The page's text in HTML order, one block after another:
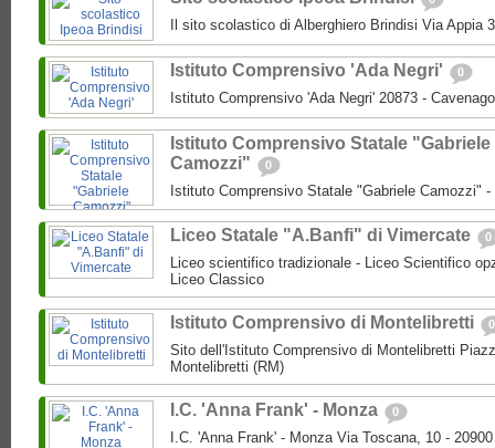
Il sito scolastico di Alberghiero Brindisi Via Appia
Istituto Comprensivo 'Ada Negri' 0
Istituto Comprensivo 'Ada Negri' 20873 -
Istituto Comprensivo Statale "Gabriele
Camozzi"
0
Istituto Comprensivo Statale "Gabriele Camozzi"
Liceo Statale "A.Banfi" di Vimercate 0
Liceo scientifico tradizionale - Liceo Scientifico
Liceo Classico
Istituto Comprensivo di Montelibretti 0
Sito dell'Istituto Comprensivo di Montelibretti
Montelibretti (RM)
I.C. 'Anna Frank' - Monza 0
I.C. 'Anna Frank' - Monza Via Toscana, 10 -